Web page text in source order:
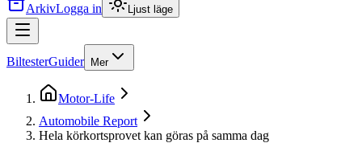
ArkivLogga in Ljust läge
BiltesterGuider Mer
Motor-Life
Automobile Report
Hela körkortsprovet kan göras på samma dag